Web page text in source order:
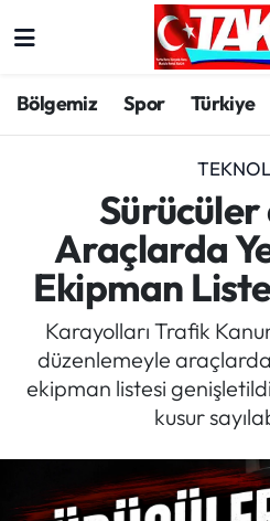
Bölgemiz Spor Türkiye
Araçlarda
Ekipman
Karayolları Trafik
düzenlemeyle
ekipman listesi
kusur
Spor
Türkiye
Kültür/Sanat
Politika
Politik Kulis
Magazin
Trabzon Hava Durumu
Trabzon Trafik Yoğunluk
Süper Lig Puan Durumu
Tüm Manşetler
Son Dakika Haberleri
Haber Arşivi